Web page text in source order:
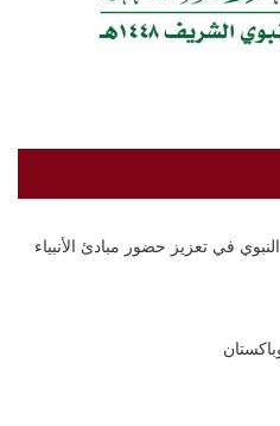
في تعزيز حضور مبادئ الأنبياء